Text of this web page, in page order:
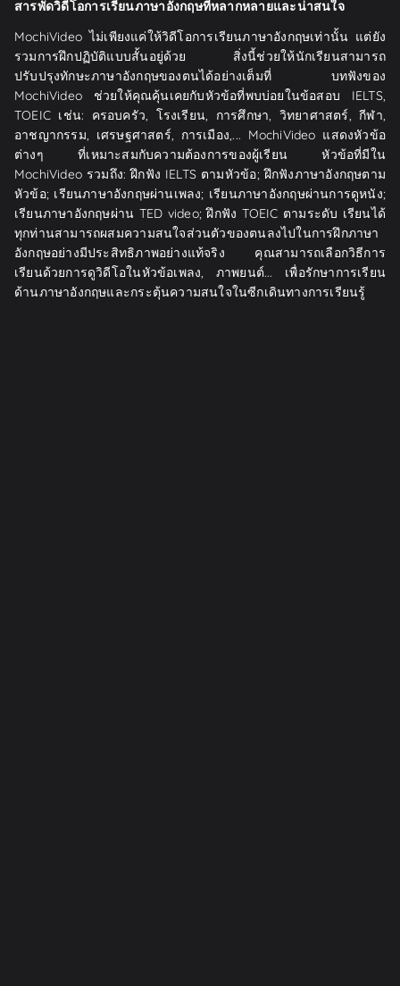
สารพัดวิดีโอการเรียนภาษาอังกฤษที่หลากหลายและน่าสนใจ
MochiVideo ไม่เพียงแค่ให้วิดีโอการเรียนภาษาอังกฤษเท่านั้น แต่ยัง
รวมการฝึกปฏิบัติแบบสั้นอยู่ด้วย สิ่งนี้ช่วยให้นักเรียนสามารถ
ปรับปรุงทักษะภาษาอังกฤษของตนได้อย่างเต็มที่ บทฟังของ
MochiVideo ช่วยให้คุณคุ้นเคยกับหัวข้อที่พบบ่อยในข้อสอบ IELTS,
TOEIC เช่น: ครอบครัว, โรงเรียน, การศึกษา, วิทยาศาสตร์, กีฬา,
อาชญากรรม, เศรษฐศาสตร์, การเมือง,... MochiVideo แสดงหัวข้อ
ต่างๆ ที่เหมาะสมกับความต้องการของผู้เรียน หัวข้อที่มีใน
MochiVideo รวมถึง: ฝึกฟัง IELTS ตามหัวข้อ; ฝึกฟังภาษาอังกฤษตาม
หัวข้อ; เรียนภาษาอังกฤษผ่านเพลง; เรียนภาษาอังกฤษผ่านการดูหนัง;
เรียนภาษาอังกฤษผ่าน TED video; ฝึกฟัง TOEIC ตามระดับ เรียนได้
ทุกท่านสามารถผสมความสนใจส่วนตัวของตนลงไปในการฝึกภาษา
อังกฤษอย่างมีประสิทธิภาพอย่างแท้จริง คุณสามารถเลือกวิธีการ
เรียนด้วยการดูวิดีโอในหัวข้อเพลง, ภาพยนต์... เพื่อรักษาการเรียน
ด้านภาษาอังกฤษและกระตุ้นความสนใจในซีกเดินทางการเรียนรู้